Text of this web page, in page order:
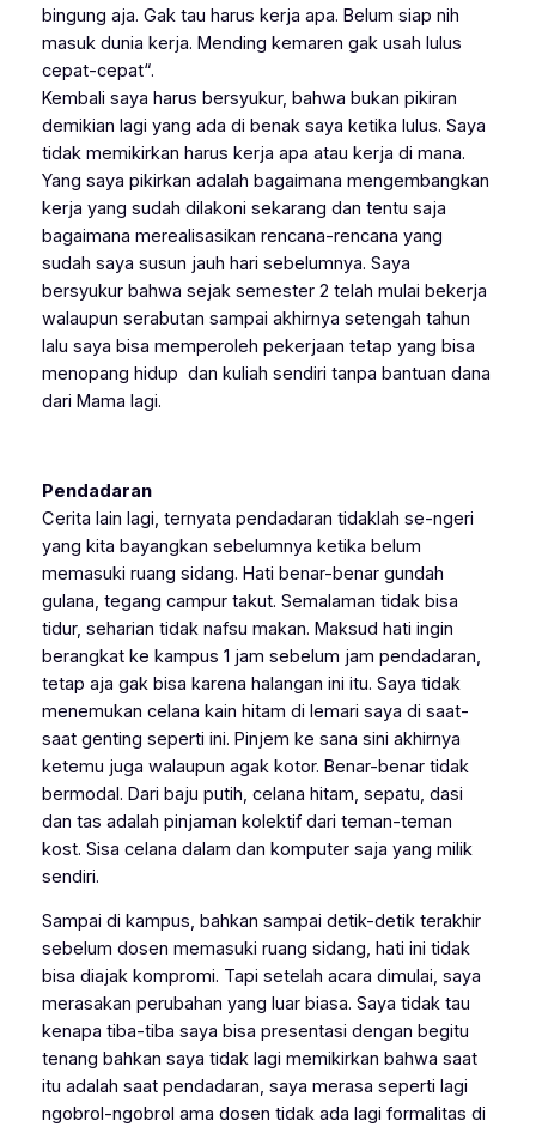
bingung aja. Gak tau harus kerja apa. Belum siap nih
masuk dunia kerja. Mending kemaren gak usah lulus
cepat-cepat“.
Kembali saya harus bersyukur, bahwa bukan pikiran
demikian lagi yang ada di benak saya ketika lulus. Saya
tidak memikirkan harus kerja apa atau kerja di mana.
Yang saya pikirkan adalah bagaimana mengembangkan
kerja yang sudah dilakoni sekarang dan tentu saja
bagaimana merealisasikan rencana-rencana yang
sudah saya susun jauh hari sebelumnya. Saya
bersyukur bahwa sejak semester 2 telah mulai bekerja
walaupun serabutan sampai akhirnya setengah tahun
lalu saya bisa memperoleh pekerjaan tetap yang bisa
menopang hidup dan kuliah sendiri tanpa bantuan dana
dari Mama lagi.
Pendadaran
Cerita lain lagi, ternyata pendadaran tidaklah se-ngeri
yang kita bayangkan sebelumnya ketika belum
memasuki ruang sidang. Hati benar-benar gundah
gulana, tegang campur takut. Semalaman tidak bisa
tidur, seharian tidak nafsu makan. Maksud hati ingin
berangkat ke kampus 1 jam sebelum jam pendadaran,
tetap aja gak bisa karena halangan ini itu. Saya tidak
menemukan celana kain hitam di lemari saya di saat-
saat genting seperti ini. Pinjem ke sana sini akhirnya
ketemu juga walaupun agak kotor. Benar-benar tidak
bermodal. Dari baju putih, celana hitam, sepatu, dasi
dan tas adalah pinjaman kolektif dari teman-teman
kost. Sisa celana dalam dan komputer saja yang milik
sendiri.
Sampai di kampus, bahkan sampai detik-detik terakhir
sebelum dosen memasuki ruang sidang, hati ini tidak
bisa diajak kompromi. Tapi setelah acara dimulai, saya
merasakan perubahan yang luar biasa. Saya tidak tau
kenapa tiba-tiba saya bisa presentasi dengan begitu
tenang bahkan saya tidak lagi memikirkan bahwa saat
itu adalah saat pendadaran, saya merasa seperti lagi
ngobrol-ngobrol ama dosen tidak ada lagi formalitas di